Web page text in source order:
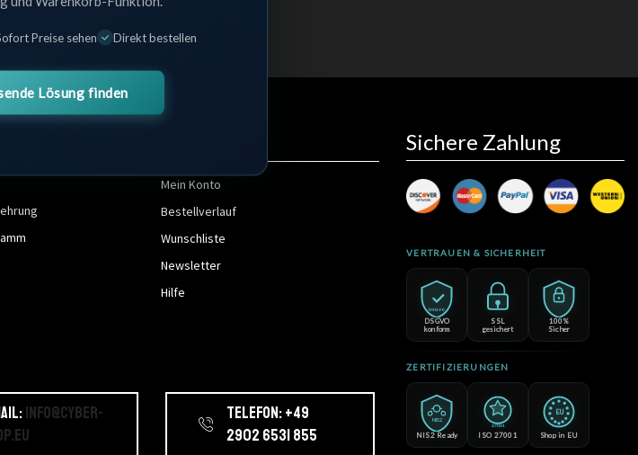
Mein Konto
Bestellverlauf
Wunschliste
Newsletter
Hilfe
Sichere Zahlung
VERTRAUEN & SICHERHEIT
DSGVO
DSGVO
konform
SSL
gesichert
100%
Sicher
ZERTIFIZIERUNGEN
NIS2
NIS2 Ready
27001
ISO 27001
EU
Shop in EU
info@cyber-
Telefon: +49
2902 6531 855
Preise sehen Direkt bestellen
Lösung finden